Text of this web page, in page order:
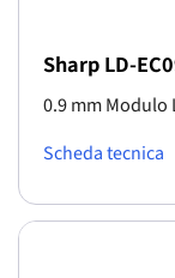
Sharp LD-
0.9 mm Modulo
Scheda tecnica